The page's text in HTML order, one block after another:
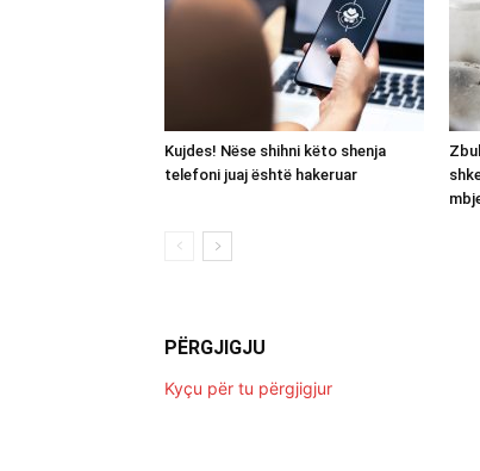
Kujdes! Nëse shihni këto shenja
telefoni juaj është hakeruar
PËRGJIGJU
Kyçu për tu përgjigjur